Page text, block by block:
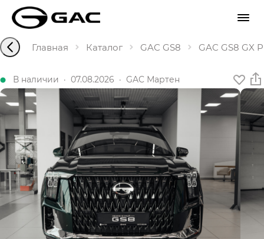
Главная Каталог GAC GS8 GAC GS8 GX
В наличии · 07.08.2026 · GAC Мартен